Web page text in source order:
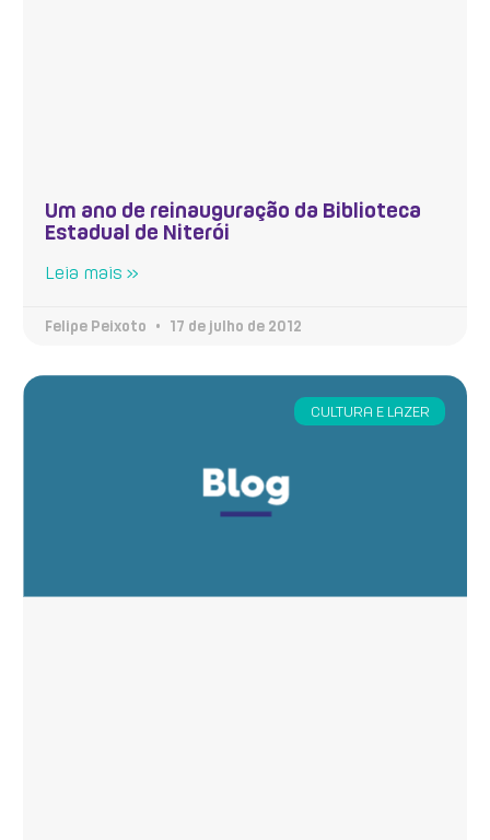
Um ano de reinauguração da Biblioteca
Estadual de Niterói
Leia mais »
Felipe Peixoto 17 de julho de 2012
CULTURA E LAZER